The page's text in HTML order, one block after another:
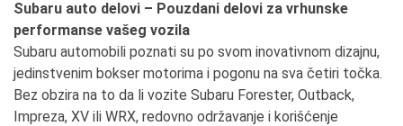
Subaru auto delovi – Pouzdani delovi za vrhunske
performanse vašeg vozila
Subaru automobili poznati su po svom inovativnom dizajnu,
jedinstvenim bokser motorima i pogonu na sva četiri točka.
Bez obzira na to da li vozite Subaru Forester, Outback,
Impreza, XV ili WRX, redovno održavanje i korišćenje